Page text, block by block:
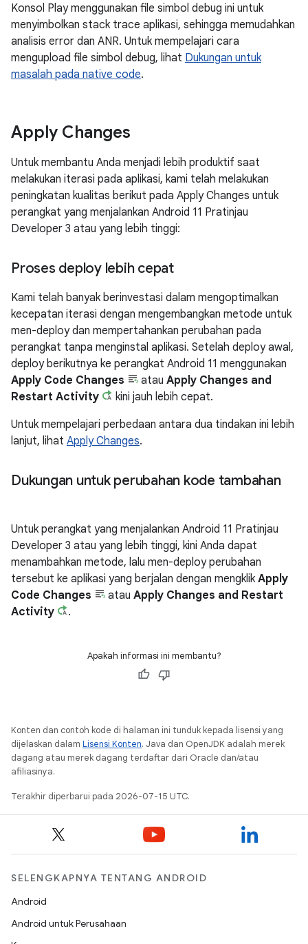
Konsol Play menggunakan file simbol debug ini untuk
menyimbolkan stack trace aplikasi, sehingga memudahkan
analisis error dan ANR. Untuk mempelajari cara
mengupload file simbol debug, lihat Dukungan untuk
masalah pada native code.
Apply Changes
Untuk membantu Anda menjadi lebih produktif saat
melakukan iterasi pada aplikasi, kami telah melakukan
peningkatan kualitas berikut pada Apply Changes untuk
perangkat yang menjalankan Android 11 Pratinjau
Developer 3 atau yang lebih tinggi:
Proses deploy lebih cepat
Kami telah banyak berinvestasi dalam mengoptimalkan
kecepatan iterasi dengan mengembangkan metode untuk
men-deploy dan mempertahankan perubahan pada
perangkat tanpa menginstal aplikasi. Setelah deploy awal,
deploy berikutnya ke perangkat Android 11 menggunakan
Apply Code Changes
atau Apply Changes and
Restart Activity
kini jauh lebih cepat.
Untuk mempelajari perbedaan antara dua tindakan ini lebih
lanjut, lihat Apply Changes.
Dukungan untuk perubahan kode tambahan
Untuk perangkat yang menjalankan Android 11 Pratinjau
Developer 3 atau yang lebih tinggi, kini Anda dapat
menambahkan metode, lalu men-deploy perubahan
tersebut ke aplikasi yang berjalan dengan mengklik Apply
Code Changes
atau Apply Changes and Restart
Activity
.
Apakah informasi ini membantu?
Konten dan contoh kode di halaman ini tunduk kepada lisensi yang
dijelaskan dalam Lisensi Konten. Java dan OpenJDK adalah merek
dagang atau merek dagang terdaftar dari Oracle dan/atau
afiliasinya.
Terakhir diperbarui pada 2026-07-15 UTC.
SELENGKAPNYA TENTANG ANDROID
Android
Android untuk Perusahaan